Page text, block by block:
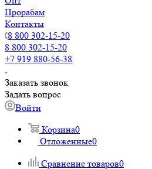
Прорабам
Контакты
8 800 302-15-20
8 800 302-15-20
+7 919 880-56-38
Заказать звонок
Задать вопрос
Войти
Корзина0
Отложенные0
Сравнение товаров0